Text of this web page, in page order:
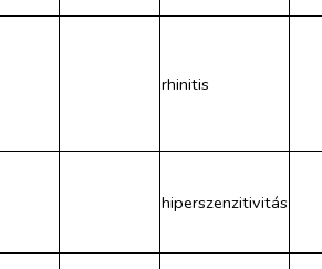
rhinitis
hiperszenzitivitás